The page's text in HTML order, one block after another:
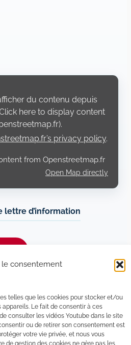
le consentement
telles que les cookies pour stocker et/ou
Le fait de consentir à ces
consulter les vidéos Youtube dans le site
ou de retirer son consentement est
votre vie privée, et nous vous
de gestion des cookies ne gère pas les
du contenu depuis
here to display content
privacy policy.
from Openstreetmap.fr
Open Map directly
lettre d’information